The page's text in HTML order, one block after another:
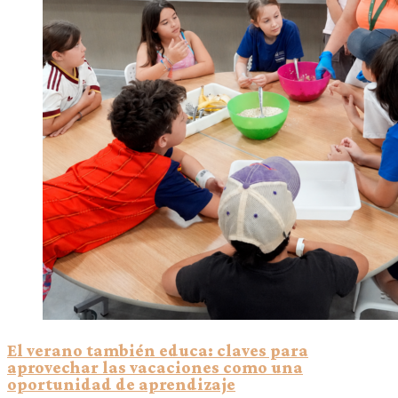
El verano también educa: claves para
aprovechar las vacaciones como una
oportunidad de aprendizaje